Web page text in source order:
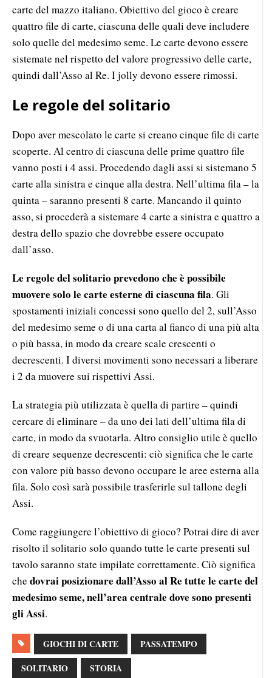
carte del mazzo italiano. Obiettivo del gioco è creare
quattro file di carte, ciascuna delle quali deve includere
solo quelle del medesimo seme. Le carte devono essere
sistemate nel rispetto del valore progressivo delle carte,
quindi dall’Asso al Re. I jolly devono essere rimossi.
Le regole del solitario
Dopo aver mescolato le carte si creano cinque file di carte
scoperte. Al centro di ciascuna delle prime quattro file
vanno posti i 4 assi. Procedendo dagli assi si sistemano 5
carte alla sinistra e cinque alla destra. Nell’ultima fila – la
quinta – saranno presenti 8 carte. Mancando il quinto
asso, si procederà a sistemare 4 carte a sinistra e quattro a
destra dello spazio che dovrebbe essere occupato
dall’asso.
Le regole del solitario prevedono che è possibile
muovere solo le carte esterne di ciascuna fila. Gli
spostamenti iniziali concessi sono quello del 2, sull’Asso
del medesimo seme o di una carta al fianco di una più alta
o più bassa, in modo da creare scale crescenti o
decrescenti. I diversi movimenti sono necessari a liberare
i 2 da muovere sui rispettivi Assi.
La strategia più utilizzata è quella di partire – quindi
cercare di eliminare – da uno dei lati dell’ultima fila di
carte, in modo da svuotarla. Altro consiglio utile è quello
di creare sequenze decrescenti: ciò significa che le carte
con valore più basso devono occupare le aree esterna alla
fila. Solo così sarà possibile trasferirle sul tallone degli
Assi.
Come raggiungere l’obiettivo di gioco? Potrai dire di aver
risolto il solitario solo quando tutte le carte presenti sul
tavolo saranno state impilate correttamente. Ciò significa
che dovrai posizionare dall’Asso al Re tutte le carte del
medesimo seme, nell’area centrale dove sono presenti
gli Assi.
GIOCHI DI CARTE
PASSATEMPO
SOLITARIO
STORIA